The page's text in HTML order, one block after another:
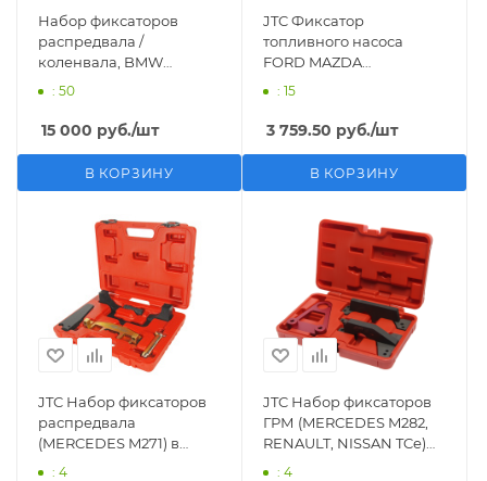
Набор фиксаторов
распредвала /
коленвала, BMW
M42/M44/M50/M52/M54/M56,
AF10321217C
: 50
15 000 руб./шт
В КОРЗИНУ
JTC Фиксатор
топливного насоса
FORD MAZDA
(дв.DURATORQ 2.2/3.2
: 15
3 759.50 руб./шт
В КОРЗИНУ
JTC Набор фиксаторов
распредвала
(MERCEDES M271) в
кейсе JTC
: 4
JTC Набор фиксаторов
ГРМ (MERCEDES M282,
RENAULT, NISSAN TCe)
: 4